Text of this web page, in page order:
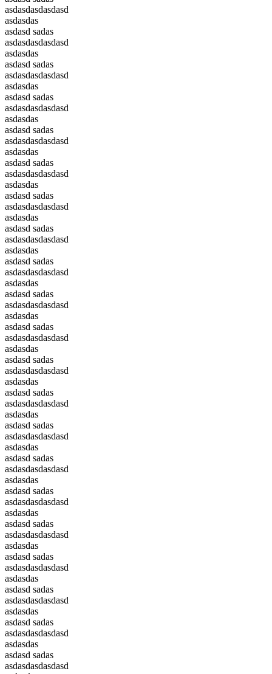
asdasdasdasdasd
asdasdas
asdasd sadas
asdasdasdasdasd
asdasdas
asdasd sadas
asdasdasdasdasd
asdasdas
asdasd sadas
asdasdasdasdasd
asdasdas
asdasd sadas
asdasdasdasdasd
asdasdas
asdasd sadas
asdasdasdasdasd
asdasdas
asdasd sadas
asdasdasdasdasd
asdasdas
asdasd sadas
asdasdasdasdasd
asdasdas
asdasd sadas
asdasdasdasdasd
asdasdas
asdasd sadas
asdasdasdasdasd
asdasdas
asdasd sadas
asdasdasdasdasd
asdasdas
asdasd sadas
asdasdasdasdasd
asdasdas
asdasd sadas
asdasdasdasdasd
asdasdas
asdasd sadas
asdasdasdasdasd
asdasdas
asdasd sadas
asdasdasdasdasd
asdasdas
asdasd sadas
asdasdasdasdasd
asdasdas
asdasd sadas
asdasdasdasdasd
asdasdas
asdasd sadas
asdasdasdasdasd
asdasdas
asdasd sadas
asdasdasdasdasd
asdasdas
asdasd sadas
asdasdasdasdasd
asdasdas
asdasd sadas
asdasdasdasdasd